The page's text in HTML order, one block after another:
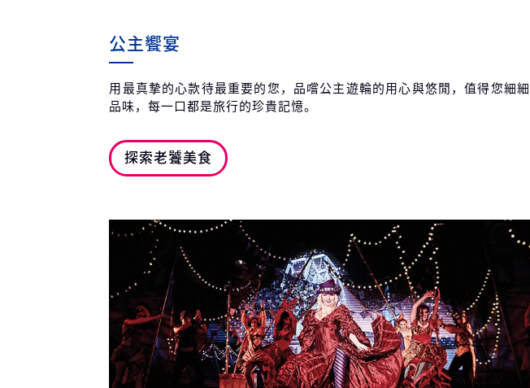
公主饗宴
用最真摯的心款待最重要的您，品嚐公主遊輪的用心與悠閒，值得您細細
品味，每一口都是旅行的珍貴記憶。
探索老饕美食